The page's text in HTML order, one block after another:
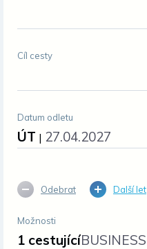
Cíl cesty
Datum odletu
ÚT | 27.04.2027
Odebrat Další let
Možnosti
1 cestujícíBUSINESS